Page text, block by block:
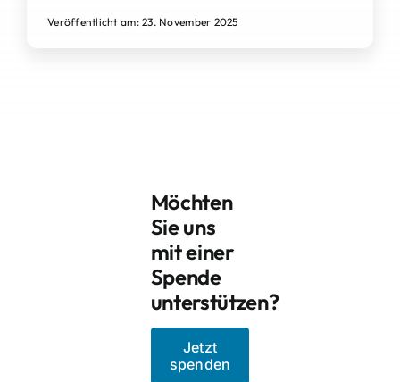
Veröffentlicht am: 23. November 2025
Möchten
Sie uns
mit einer
Spende
unterstützen?
Jetzt
spenden